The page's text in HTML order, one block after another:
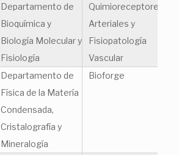
Departamento de
Bioquímica y
Biología Molecular y
Fisiología
Quimioreceptores
Arteriales y
Fisiopatología
Vascular
Departamento de
Física de la Matería
Condensada,
Cristalografía y
Mineralogía
Bioforge